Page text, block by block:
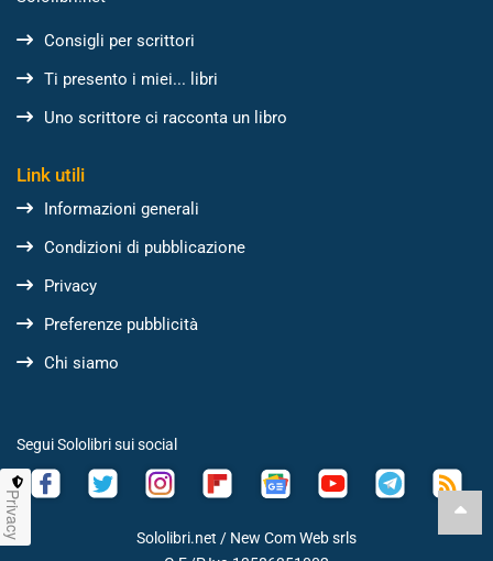
Consigli per scrittori
Ti presento i miei... libri
Uno scrittore ci racconta un libro
Link utili
Informazioni generali
Condizioni di pubblicazione
Privacy
Preferenze pubblicità
Chi siamo
Segui Sololibri sui social
Sololibri.net / New Com Web srls
Privacy